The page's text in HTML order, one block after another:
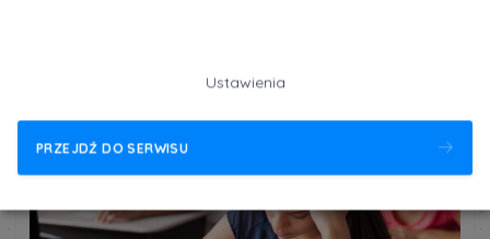
lepiej zrozumieć fundamentalne zasady chemii oraz
Ustawienia
PRZEJDŹ DO SERWISU